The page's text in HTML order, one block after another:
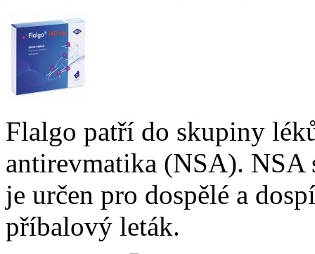
Flalgo patří do skupiny
antirevmatika (NSA). NSA
je určen pro dospělé a
příbalový leták.